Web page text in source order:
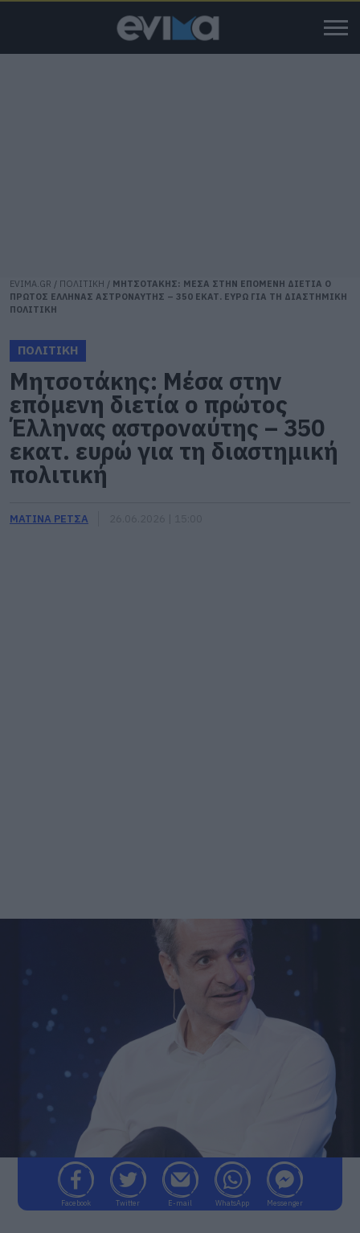
EVIMA.GR / ΠΟΛΙΤΙΚΗ / ΜΗΤΣΟΤΑΚΗΣ: ΜΕΣΑ ΣΤΗΝ ΕΠΟΜΕΝΗ ΔΙΕΤΙΑ Ο
ΠΡΩΤΟΣ ΕΛΛΗΝΑΣ ΑΣΤΡΟΝΑΥΤΗΣ – 350 ΕΚΑΤ. ΕΥΡΩ ΓΙΑ ΤΗ ΔΙΑΣΤΗΜΙΚΗ
ΠΟΛΙΤΙΚΗ
ΠΟΛΙΤΙΚΗ
Μητσοτάκης: Μέσα στην
επόμενη διετία ο πρώτος
Έλληνας αστροναύτης – 350
εκατ. ευρώ για τη διαστημική
πολιτική
ΜΑΤΙΝΑ ΡΕΤΣΑ
Facebook Twitter E-mail WhatsApp Messenger